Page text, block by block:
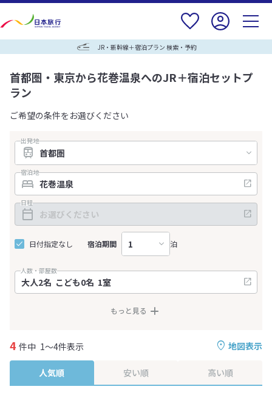
JR・新幹線＋宿泊プラン 検索・予約
首都圏・東京から花巻温泉へのJR＋宿泊セットプ
ラン
ご希望の条件をお選びください
出発地
宿泊地
日程
日付指定なし 宿泊期間 泊
人数・部屋数
もっと見る
地図表示
4 件中 1～4件表示
人気順 安い順 高い順